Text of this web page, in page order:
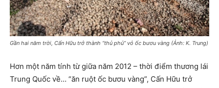
Gần hai năm trời, Cấn Hữu trở thành “thủ phủ” vỏ ốc bươu vàng (Ảnh: K. Trung)
Hơn một năm tính từ giữa năm 2012 – thời điểm thương lái
Trung Quốc về… “ăn ruột ốc bươu vàng”, Cấn Hữu trở